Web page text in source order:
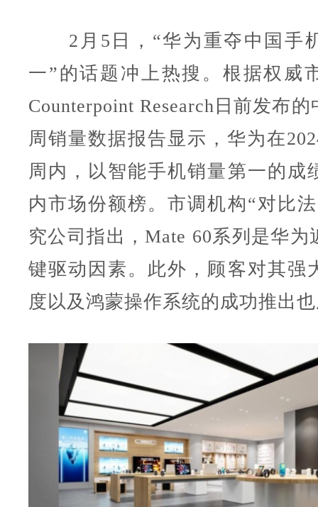
2月5日，“华为重夺中国手
一”的话题冲上热搜。根据权威
Counterpoint Research日前发布
周销量数据报告显示，华为在
周内，以智能手机销量第一的成
内市场份额榜。市调机构“对比
究公司指出，Mate 60系列是华为
键驱动因素。此外，顾客对其强
度以及鸿蒙操作系统的成功推出